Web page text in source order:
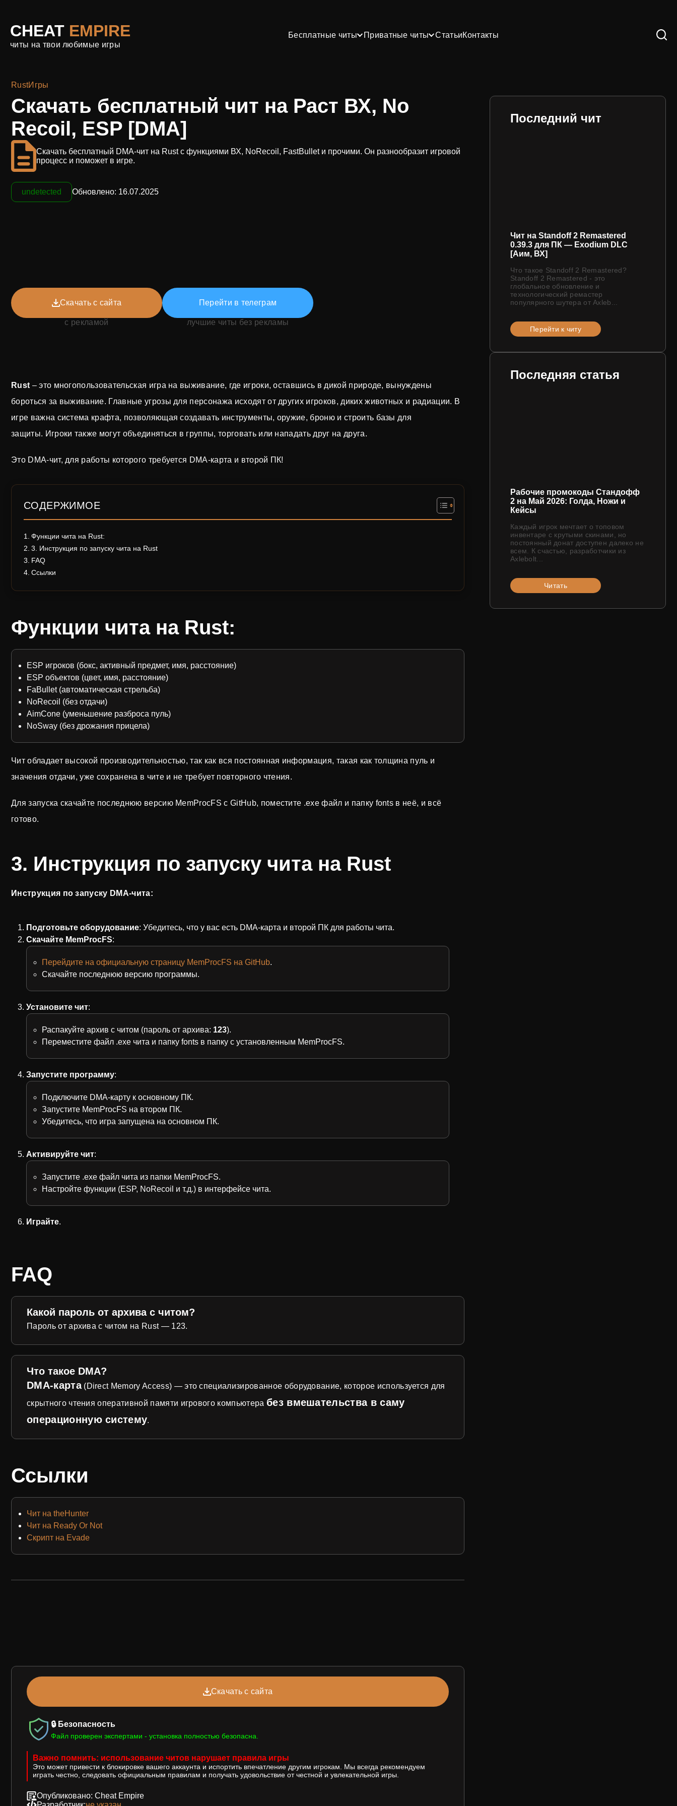
CHEAT EMPIRE
читы на твои любимые игры
Бесплатные читы Приватные читы СтатьиКонтакты
RustИгры
Скачать бесплатный чит на Раст ВХ, No
Recoil, ESP [DMA]
Скачать бесплатный DMA-чит на Rust с функциями ВХ, NoRecoil, FastBullet и прочими. Он разнообразит игровой
процесс и поможет в игре.
undetected Обновлено: 16.07.2025
Скачать с сайта
с рекламой
Перейти в телеграм
лучшие читы без рекламы
Rust – это многопользовательская игра на выживание, где игроки, оставшись в дикой природе, вынуждены
бороться за выживание. Главные угрозы для персонажа исходят от других игроков, диких животных и радиации. В
игре важна система крафта, позволяющая создавать инструменты, оружие, броню и строить базы для
защиты. Игроки также могут объединяться в группы, торговать или нападать друг на друга.
Это DMA-чит, для работы которого требуется DMA-карта и второй ПК!
СОДЕРЖИМОЕ
Функции чита на Rust:
3. Инструкция по запуску чита на Rust
FAQ
Ссылки
Функции чита на Rust:
ESP игроков (бокс, активный предмет, имя, расстояние)
ESP объектов (цвет, имя, расстояние)
FaBullet (автоматическая стрельба)
NoRecoil (без отдачи)
AimCone (уменьшение разброса пуль)
NoSway (без дрожания прицела)
Чит обладает высокой производительностью, так как вся постоянная информация, такая как толщина пуль и
значения отдачи, уже сохранена в чите и не требует повторного чтения.
Для запуска скачайте последнюю версию MemProcFS с GitHub, поместите .exe файл и папку fonts в неё, и всё
готово.
3. Инструкция по запуску чита на Rust
Инструкция по запуску DMA-чита:
Подготовьте оборудование: Убедитесь, что у вас есть DMA-карта и второй ПК для работы чита.
Скачайте MemProcFS:
Перейдите на официальную страницу MemProcFS на GitHub.
Скачайте последнюю версию программы.
Установите чит:
Распакуйте архив с читом (пароль от архива: 123).
Переместите файл .exe чита и папку fonts в папку с установленным MemProcFS.
Запустите программу:
Подключите DMA-карту к основному ПК.
Запустите MemProcFS на втором ПК.
Убедитесь, что игра запущена на основном ПК.
Активируйте чит:
Запустите .exe файл чита из папки MemProcFS.
Настройте функции (ESP, NoRecoil и т.д.) в интерфейсе чита.
Играйте.
FAQ
Какой пароль от архива с читом?
Пароль от архива с читом на Rust — 123.
Что такое DMA?
DMA-карта(Direct Memory Access) — это специализированное оборудование, которое используется для
скрытного чтения оперативной памяти игрового компьютера без вмешательства в саму
операционную систему.
Ссылки
Чит на theHunter
Чит на Ready Or Not
Скрипт на Evade
Скачать с сайта
🔒 Безопасность
Файл проверен экспертами - установка полностью безопасна.
Важно помнить: использование читов нарушает правила игры
Это может привести к блокировке вашего аккаунта и испортить впечатление другим игрокам. Мы всегда рекомендуем
играть честно, следовать официальным правилам и получать удовольствие от честной и увлекательной игры.
Опубликовано: Cheat Empire
Последний чит
Чит на Standoff 2 Remastered
0.39.3 для ПК — Exodium DLC
[Аим, ВХ]
Что такое Standoff 2 Remastered?
Standoff 2 Remastered - это
глобальное обновление и
технологический ремастер
популярного шутера от Axleb...
Перейти к читу
Последняя статья
Рабочие промокоды Стандофф
2 на Май 2026: Голда, Ножи и
Кейсы
Каждый игрок мечтает о топовом
инвентаре с крутыми скинами, но
постоянный донат доступен далеко не
всем. К счастью, разработчики из
Axlebolt...
Читать